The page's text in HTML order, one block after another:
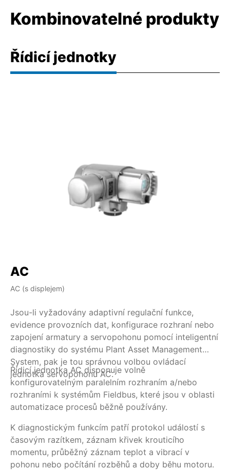
Kombinovatelné produkty
Řídicí jednotky
AC
AC (s displejem)
Jsou-li vyžadovány adaptivní regulační funkce,
evidence provozních dat, konfigurace rozhraní nebo
zapojení armatury a servopohonu pomocí inteligentní
diagnostiky do systému Plant Asset Management
System, pak je tou správnou volbou ovládací
jednotka servopohonu AC.
Řídicí jednotka AC disponuje volně
konfigurovatelným paralelním rozhraním a/nebo
rozhraními k systémům Fieldbus, které jsou v oblasti
automatizace procesů běžně používány.
K diagnostickým funkcím patří protokol událostí s
časovým razítkem, záznam křivek krouticího
momentu, průběžný záznam teplot a vibrací v
pohonu nebo počítání rozběhů a doby běhu motoru.